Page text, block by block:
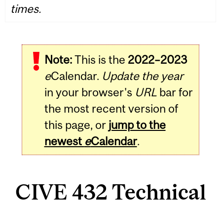
times.
Note:This is the 2022–2023
eCalendar. Update the year
in your browser's URLbar for
the most recent version of
this page, or jump to the
newest eCalendar.
CIVE 432 Technical